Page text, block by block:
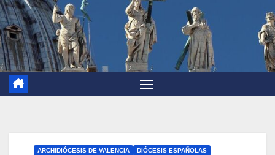
ARCHIDIÓCESIS DE VALENCIA DIÓCESIS ESPAÑOLAS